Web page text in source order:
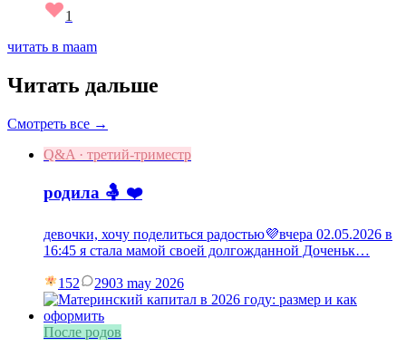
1
читать в maam
Читать дальше
Смотреть все →
Q&A · третий-триместр
родила 🤱 ❤️
девочки, хочу поделиться радостью💜вчера 02.05.2026 в
16:45 я стала мамой своей долгожданной Доченьк…
152 2903 may 2026
После родов